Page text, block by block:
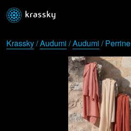
Krassky/Audumi /Audumi / Perrine